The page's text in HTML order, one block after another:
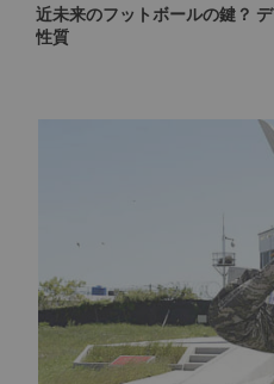
近未来のフットボールの鍵？
性質